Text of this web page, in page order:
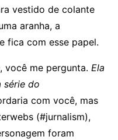
vestido de colante
aranha, a
fica com esse papel.
, você me pergunta. Ela
série do
com você, mas
(#jurnalism),
foram